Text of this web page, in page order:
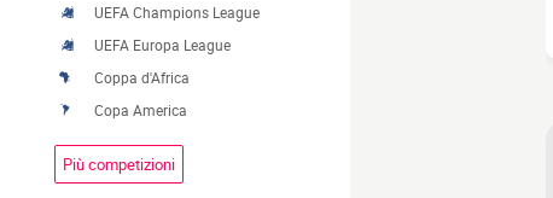
UEFA Champions League
UEFA Europa League
Coppa d'Africa
Copa America
Più competizioni